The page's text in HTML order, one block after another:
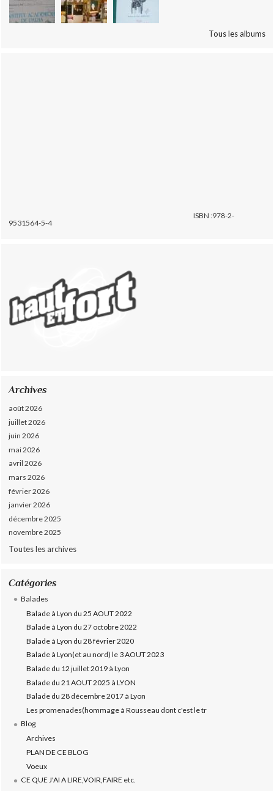
Tous les albums
ISBN :978-2-
9531564-5-4
Archives
août 2026
juillet 2026
juin 2026
mai 2026
avril 2026
mars 2026
février 2026
janvier 2026
décembre 2025
novembre 2025
Toutes les archives
Catégories
Balades
Balade à Lyon du 25 AOUT 2022
Balade à Lyon du 27 octobre 2022
Balade à Lyon du 28 février 2020
Balade à Lyon(et au nord) le 3 AOUT 2023
Balade du 12 juillet 2019 à Lyon
Balade du 21 AOUT 2025 à LYON
Balade du 28 décembre 2017 à Lyon
Les promenades(hommage à Rousseau dont c'est le tr
Blog
Archives
PLAN DE CE BLOG
Voeux
CE QUE J'AI A LIRE,VOIR,FAIRE etc.